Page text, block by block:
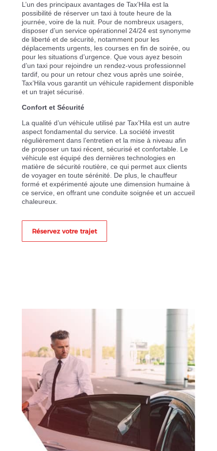
L’un des principaux avantages de Tax’Hila est la
possibilité de réserver un taxi à toute heure de la
journée, voire de la nuit. Pour de nombreux usagers,
disposer d’un service opérationnel 24/24 est synonyme
de liberté et de sécurité, notamment pour les
déplacements urgents, les courses en fin de soirée, ou
pour les situations d’urgence. Que vous ayez besoin
d’un taxi pour rejoindre un rendez-vous professionnel
tardif, ou pour un retour chez vous après une soirée,
Tax’Hila vous garantit un véhicule rapidement disponible
et un trajet sécurisé.
Confort et Sécurité
La qualité d’un véhicule utilisé par Tax’Hila est un autre
aspect fondamental du service. La société investit
régulièrement dans l’entretien et la mise à niveau afin
de proposer un taxi récent, sécurisé et confortable. Le
véhicule est équipé des dernières technologies en
matière de sécurité routière, ce qui permet aux clients
de voyager en toute sérénité. De plus, le chauffeur
formé et expérimenté ajoute une dimension humaine à
ce service, en offrant une conduite soignée et un accueil
chaleureux.
Réservez votre trajet